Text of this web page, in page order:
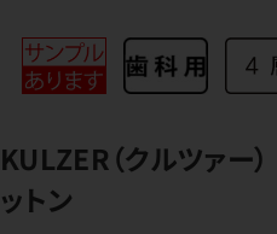
KULZER（クルツァ
ットン